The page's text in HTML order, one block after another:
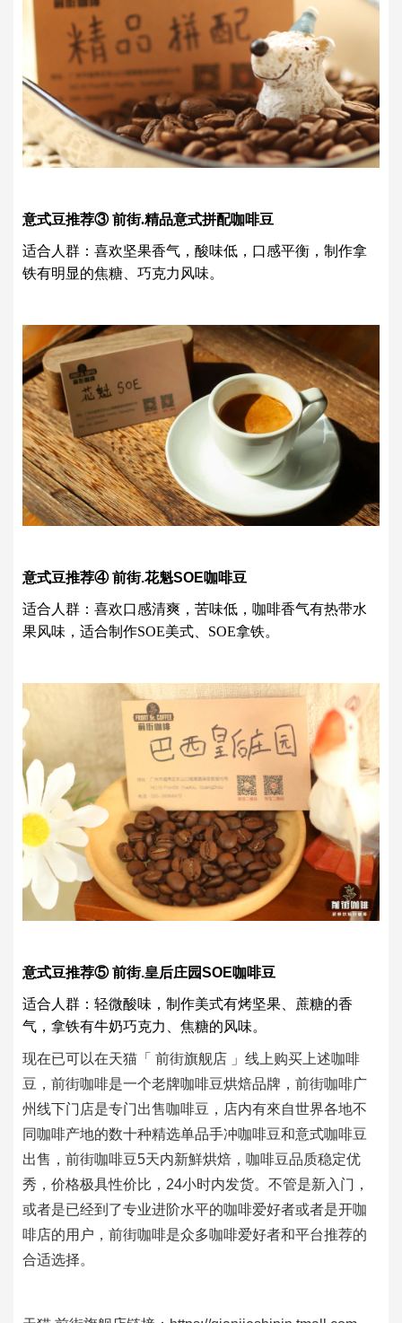
意式豆推荐③ 前街.精品意式拼配咖啡豆
适合人群：喜欢坚果香气，酸味低，口感平衡，制作拿
铁有明显的焦糖、巧克力风味。
意式豆推荐④ 前街.花魁SOE咖啡豆
适合人群：喜欢口感清爽 ，苦味低，咖啡香气有热带水
果风味，适合制作SOE美式、SOE拿铁。
意式豆推荐⑤ 前街.皇后庄园SOE咖啡豆
适合人群：轻微酸味，制作美式有烤坚果、蔗糖的香
气，拿铁有牛奶巧克力、焦糖的风味。
现在已可以在天猫「 前街旗舰店 」线上购买上述咖啡
豆，前街咖啡是一个老牌咖啡豆烘焙品牌，前街咖啡广
州线下门店是专门出售咖啡豆，店内有來自世界各地不
同咖啡产地的数十种精选单品手冲咖啡豆和意式咖啡豆
出售，前街咖啡豆5天内新鮮烘焙，咖啡豆品质稳定优
秀，价格极具性价比，24小时内发货。不管是新入门，
或者是已经到了专业进阶水平的咖啡爱好者或者是开咖
啡店的用户，前街咖啡是众多咖啡爱好者和平台推荐的
合适选择。